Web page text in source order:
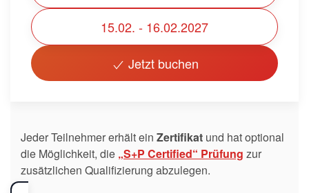
15.02. - 16.02.2027
Jetzt buchen
Jeder Teilnehmer erhält ein Zertifikat und hat optional
die Möglichkeit, die „S+P Certified“ Prüfung zur
zusätzlichen Qualifizierung abzulegen.